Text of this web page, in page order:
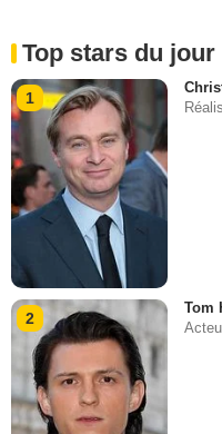
Top stars du jour
1
2
Tom